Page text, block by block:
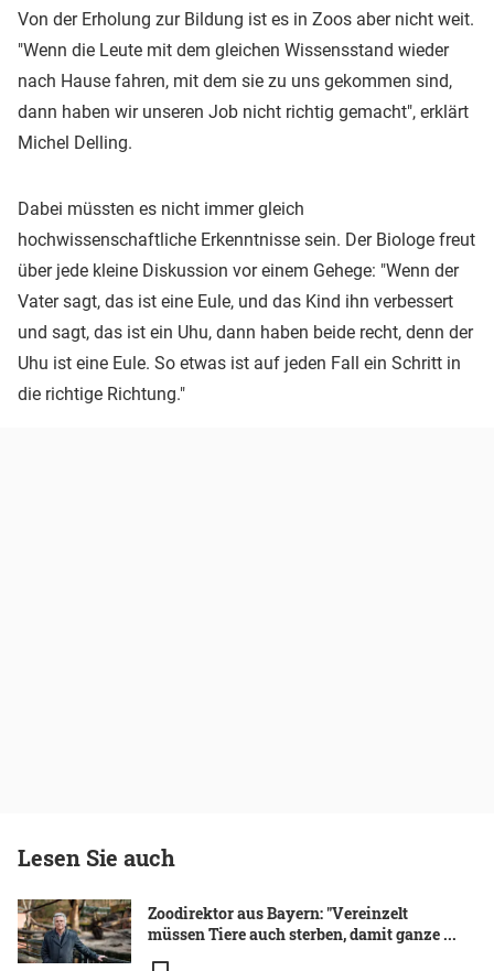
Von der Erholung zur Bildung ist es in Zoos aber nicht weit.
"Wenn die Leute mit dem gleichen Wissensstand wieder
nach Hause fahren, mit dem sie zu uns gekommen sind,
dann haben wir unseren Job nicht richtig gemacht", erklärt
Michel Delling.
Dabei müssten es nicht immer gleich
hochwissenschaftliche Erkenntnisse sein. Der Biologe freut
über jede kleine Diskussion vor einem Gehege: "Wenn der
Vater sagt, das ist eine Eule, und das Kind ihn verbessert
und sagt, das ist ein Uhu, dann haben beide recht, denn der
Uhu ist eine Eule. So etwas ist auf jeden Fall ein Schritt in
die richtige Richtung."
Lesen Sie auch
Zoodirektor aus Bayern: "Vereinzelt
müssen Tiere auch sterben, damit ganze ...